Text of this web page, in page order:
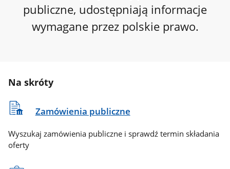
publiczne, udostępniają informacje
wymagane przez polskie prawo.
Na skróty
Zamówienia publiczne
Wyszukaj zamówienia publiczne i sprawdź termin składania
oferty